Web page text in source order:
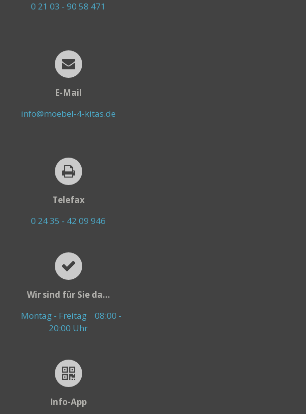
0 21 03 - 90 58 471
E-Mail
info@moebel-4-kitas.de
Telefax
0 24 35 - 42 09 946
Wir sind für Sie da...
Montag - Freitag 08:00 -
20:00 Uhr
Info-App